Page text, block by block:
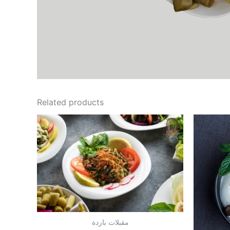
Related products
مقبلات باردة